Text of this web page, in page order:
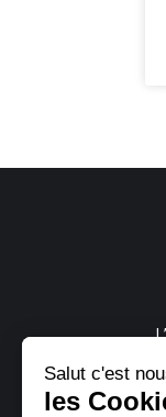
Salut c'est
les